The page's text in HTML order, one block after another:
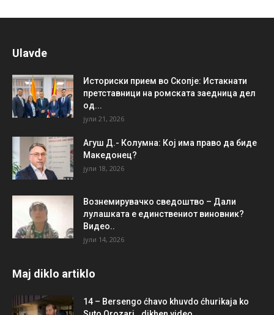
Ulavde
Историски прием во Скопје: Истакнати
претставници на ромската заедница дел
од...
јули 21, 2026
Агуш Д.- Колумна: Кој има право да биде
Македонец?
јули 18, 2026
Вознемирувачко сведоштво – Дали
лулашката е единствениот виновник?
Видео..
јули 14, 2026
Maj diklo artiklo
14 – Bersengo ćhavo khuvdo ćhurikaja ko